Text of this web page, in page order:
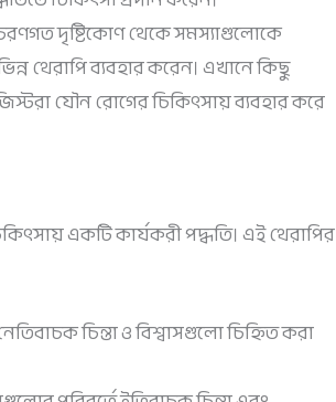
দৃষ্টিকোণ থেকে সমস্যাগুলোকে
থেরাপি ব্যবহার করেন। এখানে কিছু
যৌন রোগের চিকিৎসায় ব্যবহার করে
একটি কার্যকরী পদ্ধতি। এই থেরাপির
চিন্তা ও বিশ্বাসগুলো চিহ্নিত করা